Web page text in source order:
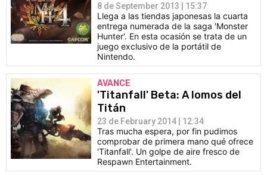
8 de September 2013 | 15:37
Llega a las tiendas japonesas la cuarta
entrega numerada de la saga 'Monster
Hunter'. En esta ocasión se trata de un
juego exclusivo de la portátil de
Nintendo.
AVANCE
'Titanfall' Beta: A lomos del
Titán
23 de February 2014 | 12:34
Tras mucha espera, por fin pudimos
comprobar de primera mano qué ofrece
'Titanfall'. Un golpe de aire fresco de
Respawn Entertainment.